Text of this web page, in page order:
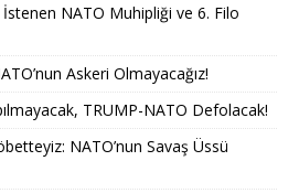
İstenen NATO Muhipliği ve 6. Filo
Askeri Olmayacağız!
TRUMP-NATO Defolacak!
NATO’nun Savaş Üssü